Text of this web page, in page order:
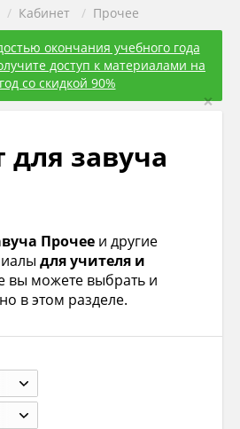
/ Кабинет / Прочее
окончания учебного года
доступ к материалами на
со скидкой 90%
×
для завуча
Прочее и другие
для учителя и
вы можете выбрать и
в этом разделе.